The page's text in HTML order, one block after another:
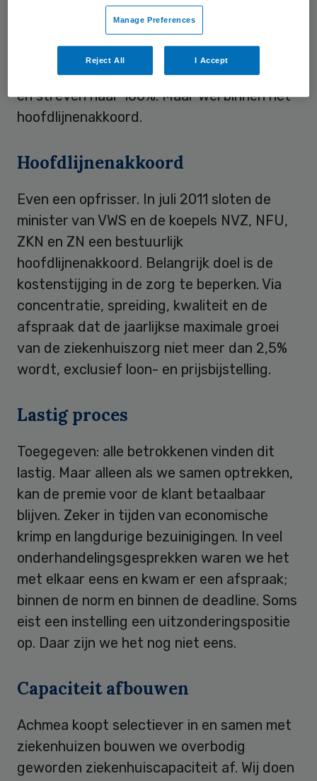
afspraken gekomen. Binnen enkele weken
ronden wij de nog lopende
onderhandelingen af. We verwachten
minimaal 90% uiteindelijk te contracteren
en streven naar 100%. Maar wel binnen het
hoofdlijnenakkoord.
Hoofdlijnenakkoord
Even een opfrisser. In juli 2011 sloten de
minister van VWS en de koepels NVZ, NFU,
ZKN en ZN een bestuurlijk
hoofdlijnenakkoord. Belangrijk doel is de
kostenstijging in de zorg te beperken. Via
concentratie, spreiding, kwaliteit en de
afspraak dat de jaarlijkse maximale groei
van de ziekenhuiszorg niet meer dan 2,5%
wordt, exclusief loon- en prijsbijstelling.
Lastig proces
Toegegeven: alle betrokkenen vinden dit
lastig. Maar alleen als we samen optrekken,
kan de premie voor de klant betaalbaar
blijven. Zeker in tijden van economische
krimp en langdurige bezuinigingen. In veel
onderhandelingsgesprekken waren we het
met elkaar eens en kwam er een afspraak;
binnen de norm en binnen de deadline. Soms
eist een instelling een uitzonderingspositie
op. Daar zijn we het nog niet eens.
Capaciteit afbouwen
Achmea koopt selectiever in en samen met
ziekenhuizen bouwen we overbodig
geworden ziekenhuiscapaciteit af. Wij doen
Manage Preferences
Reject All I Accept